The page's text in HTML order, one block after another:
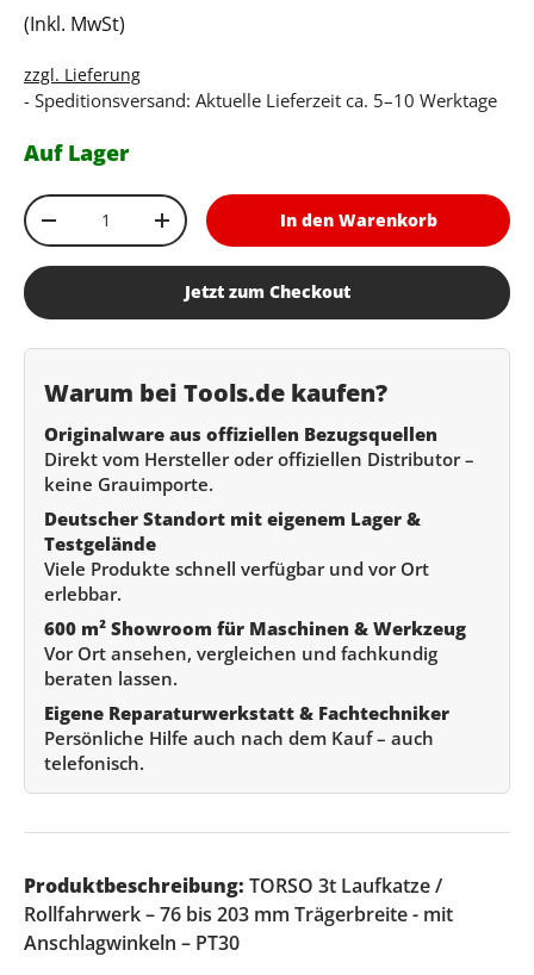
(Inkl. MwSt)
zzgl. Lieferung
- Speditionsversand: Aktuelle Lieferzeit ca. 5–10 Werktage
Auf Lager
Anzahl
Menge verringernMenge erhöhenIn den Warenkorb
Jetzt zum Checkout
Warum bei Tools.de kaufen?
Originalware aus offiziellen Bezugsquellen
Direkt vom Hersteller oder offiziellen Distributor –
keine Grauimporte.
Deutscher Standort mit eigenem Lager &
Testgelände
Viele Produkte schnell verfügbar und vor Ort
erlebbar.
600 m² Showroom für Maschinen & Werkzeug
Vor Ort ansehen, vergleichen und fachkundig
beraten lassen.
Eigene Reparaturwerkstatt & Fachtechniker
Persönliche Hilfe auch nach dem Kauf – auch
telefonisch.
Produktbeschreibung: TORSO 3t Laufkatze /
Rollfahrwerk – 76 bis 203 mm Trägerbreite - mit
Anschlagwinkeln – PT30